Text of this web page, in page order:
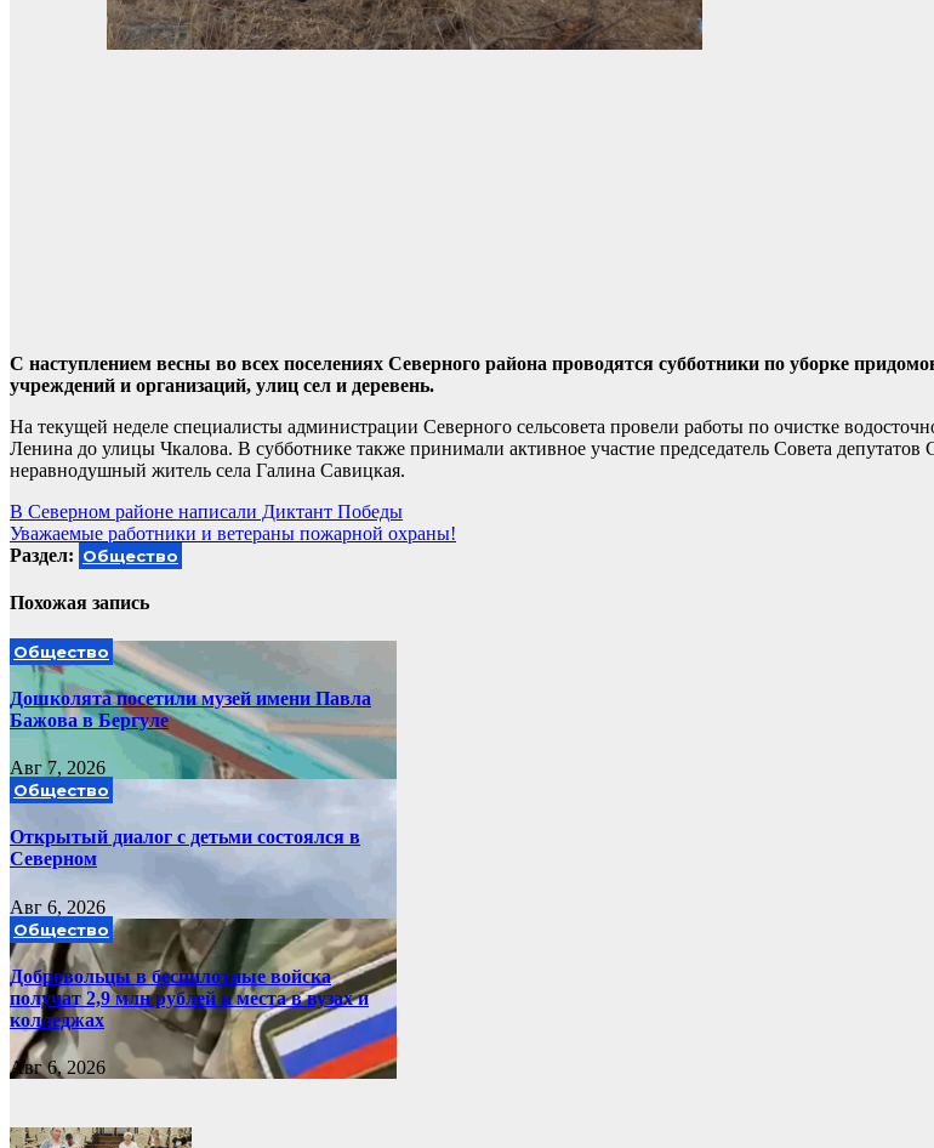
С наступлением весны во всех поселениях Северного района проводятся субботники по уборке
учреждений и организаций, улиц сел и деревень.
На текущей неделе специалисты администрации Северного сельсовета провели работы по очистке
Ленина до улицы Чкалова. В субботнике также принимали активное участие председатель Совета депутатов
неравнодушный житель села Галина Савицкая.
Навигация
по
В Северном районе написали Диктант Победы
Уважаемые работники и ветераны пожарной охраны!
Раздел: Общество
Похожая запись
Общество
Дошколята посетили музей имени Павла
Бажова в Бергуле
Авг 7, 2026
Общество
Открытый диалог с детьми состоялся в
Северном
Авг 6, 2026
Общество
Добровольцы в беспилотные войска
получат 2,9 млн рублей и места в вузах и
колледжах
Авг 6, 2026